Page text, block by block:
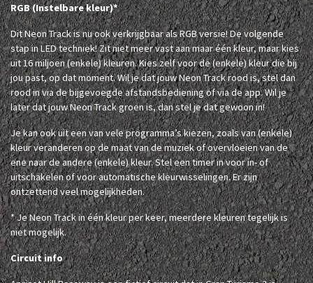
RGB (Instelbare kleur)*
Dit Neon Track is nu ook verkrijgbaar als RGB versie! De volgende
stap in LED techniek! Zit niet meer vast aan maar één kleur, maar kies
uit 16 miljoen (enkele) kleuren. Kies zelf voor de (enkele) kleur die bij
jou past, op dat moment. Wil je dat jouw Neon Track rood is, stel dan
rood in via de bijgevoegde afstandsbediening of via de app. Wil je
later dat jouw Neon Track groen is, dan stel je dat gewoon in!
Je kan ook uit een van vele programma’s kiezen, zoals van (enkele)
kleur veranderen op de maat van de muziek of overvloeien van de
ene naar de andere (enkele) kleur. Stel een timer in voor in- of
uitschakelen of voor automatische kleurwisselingen. Er zijn
ontzettend veel mogelijkheden.
* Je Neon Track in één kleur per keer, meerdere kleuren tegelijk is
niet mogelijk.
Circuit info